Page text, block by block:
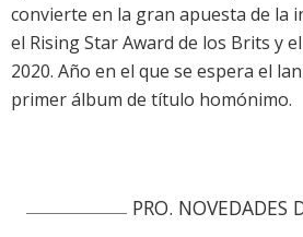
convierte en la gran apuesta de la
el Rising Star Award de los Brits y
2020. Año en el que se espera el
primer álbum de título homónimo.
PRO. NOVEDADES